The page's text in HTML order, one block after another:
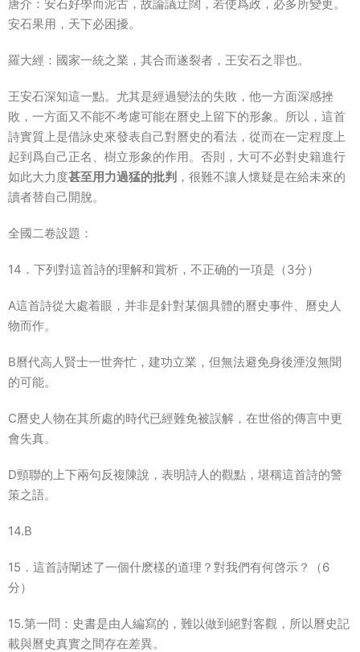
唐介：安石好學而泥古，故論議迂闊，若使爲政，必多所變更。
安石果用，天下必困擾。
羅大經：國家一統之業，其合而遂裂者，王安石之罪也。
王安石深知這一點。尤其是經過變法的失敗，他一方面深感挫
敗，一方面又不能不考慮可能在曆史上留下的形象。所以，這首
詩實質上是借詠史來發表自己對曆史的看法，從而在一定程度上
起到爲自己正名、樹立形象的作用。否則，大可不必對史籍進行
如此大力度甚至用力過猛的批判 ，很難不讓人懷疑是在給未來的
讀者替自己開脫。
全國二卷設題：
14．下列對這首詩的理解和賞析，不正确的一項是（3分）
A這首詩從大處着眼，并非是針對某個具體的曆史事件、曆史人
物而作。
B曆代高人賢士一世奔忙，建功立業，但無法避免身後湮沒無聞
的可能。
C曆史人物在其所處的時代已經難免被誤解，在世俗的傳言中更
會失真。
D頸聯的上下兩句反複陳說，表明詩人的觀點，堪稱這首詩的警
策之語。
14.B
15．這首詩闡述了一個什麽樣的道理？對我們有何啓示？（6
分）
15.第一問：史書是由人編寫的，難以做到絕對客觀，所以曆史記
載與曆史真實之間存在差異。